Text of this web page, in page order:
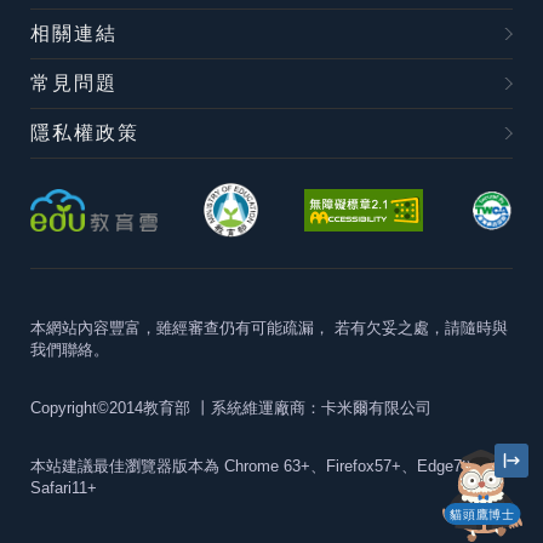
貓頭鷹博士
相關連結
常見問題
隱私權政策
本網站內容豐富，雖經審查仍有可能疏漏， 若有欠妥之處，請隨時與
我們聯絡。
Copyright©2014教育部 丨系統維運廠商：卡米爾有限公司
本站建議最佳瀏覽器版本為 Chrome 63+、Firefox57+、Edge79+及
Safari11+